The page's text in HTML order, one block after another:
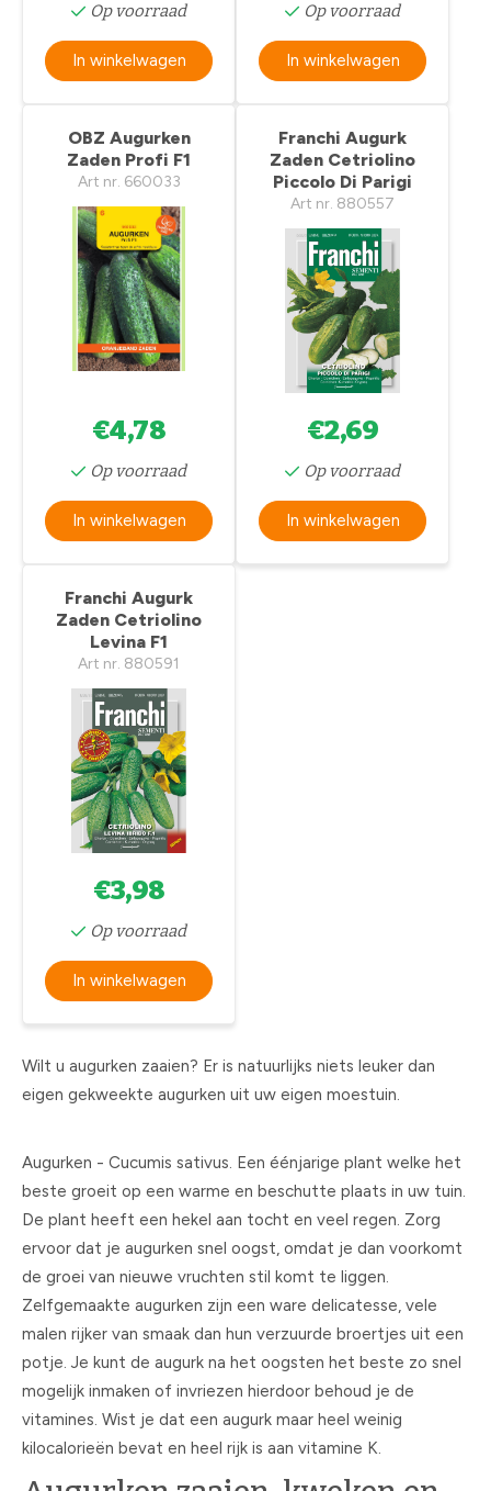
Op voorraad
In winkelwagen
Op voorraad
In winkelwagen
OBZ Augurken
Zaden Profi F1
Art nr. 660033
€4,78
Op voorraad
In winkelwagen
Franchi Augurk
Zaden Cetriolino
Piccolo Di Parigi
Art nr. 880557
€2,69
Op voorraad
In winkelwagen
Franchi Augurk
Zaden Cetriolino
Levina F1
Art nr. 880591
€3,98
Op voorraad
In winkelwagen
Wilt u augurken zaaien? Er is natuurlijks niets leuker dan
eigen gekweekte augurken uit uw eigen moestuin.
Augurken - Cucumis sativus. Een éénjarige plant welke het
beste groeit op een warme en beschutte plaats in uw tuin.
De plant heeft een hekel aan tocht en veel regen. Zorg
ervoor dat je augurken snel oogst, omdat je dan voorkomt
de groei van nieuwe vruchten stil komt te liggen.
Zelfgemaakte augurken zijn een ware delicatesse, vele
malen rijker van smaak dan hun verzuurde broertjes uit een
potje. Je kunt de augurk na het oogsten het beste zo snel
mogelijk inmaken of invriezen hierdoor behoud je de
vitamines. Wist je dat een augurk maar heel weinig
kilocalorieën bevat en heel rijk is aan vitamine K.